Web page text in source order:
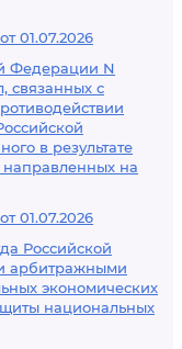
01.07.2026
Федерации N
связанных с
в результате
на
01.07.2026
Российской
арбитражными
экономических
национальных